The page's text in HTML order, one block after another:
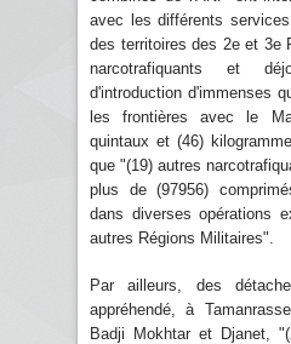
avec les différents
des territoires des 2e et 3e
narcotrafiquants et
d'introduction d'immenses
les frontières avec le
quintaux et (46)
que "(19) autres
plus de (97956)
dans diverses opérations
autres Régions Militaires".
Par ailleurs, des
appréhendé, à
Badji Mokhtar et Djanet,